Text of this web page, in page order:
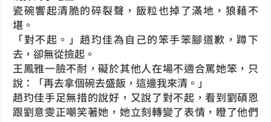
瓷碗響起清脆的碎裂聲，飯粒也掉了滿地，狼藉不
堪。
「對不起。」趙玓佳為自己的笨手笨腳道歉，蹲下
去，卻無從撿起。
王鳳雅一臉不耐，礙於其他人在場不適合罵她笨，只
說：「再去拿個碗去盛飯，這邊我來清。」
趙玓佳手足無措的說好，又說了對不起，看到劉碩恩
跟劉意雯正嘲笑著她，她立刻轉變了表情，瞪了他們